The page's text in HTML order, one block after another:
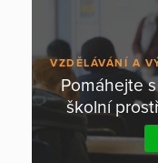
VZDĚLÁVÁNÍ A
Pomáhejte
školní